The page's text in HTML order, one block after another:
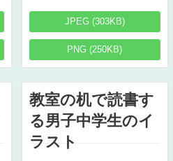
JPEG (303KB)
PNG (250KB)
教室の机で読書す
る男子中学生のイ
ラスト